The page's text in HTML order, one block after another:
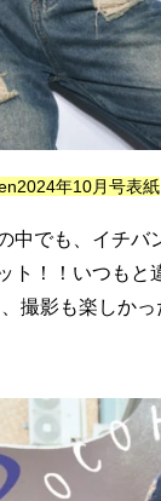
年10月号表紙
中でも、イチバ
ト！！いつもと
撮影も楽しか